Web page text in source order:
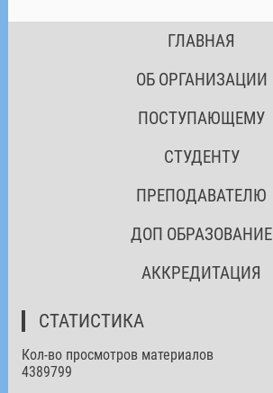
ГЛАВНАЯ
ОБ ОРГАНИЗАЦИИ
ПОСТУПАЮЩЕМУ
СТУДЕНТУ
ПРЕПОДАВАТЕЛЮ
ДОП ОБРАЗОВАНИЕ
АККРЕДИТАЦИЯ
СТАТИСТИКА
Кол-во просмотров материалов
4389799